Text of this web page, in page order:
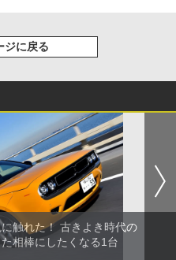
ジに戻る
触れた！ 古きよき時代の
相棒にしたくなる1台